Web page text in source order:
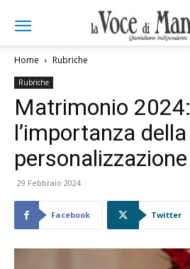
Home Rubriche
Rubriche
Matrimonio 2024:
l’importanza della
personalizzazione
29 Febbraio 2024
Facebook Twitter